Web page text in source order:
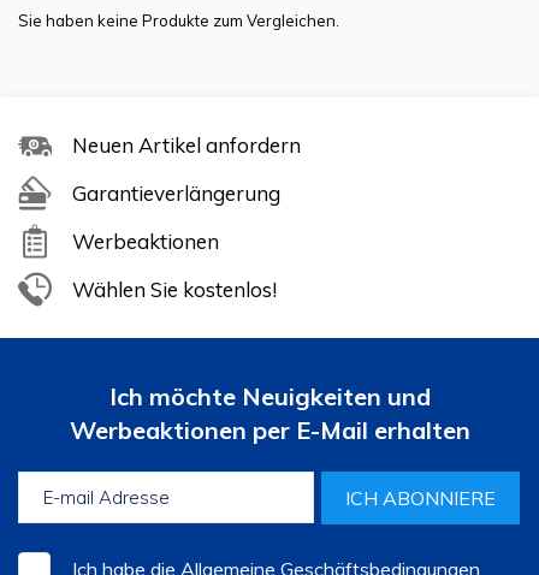
Sie haben keine Produkte zum Vergleichen.
Neuen Artikel anfordern
Garantieverlängerung
Werbeaktionen
Wählen Sie kostenlos!
Ich möchte Neuigkeiten und
Werbeaktionen per E-Mail erhalten
ICH ABONNIERE
Ich habe die Allgemeine Geschäftsbedingungen